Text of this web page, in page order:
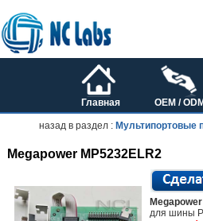
Главная OEM / ODM
назад в раздел : Мультипортовые
Megapower MP5232ELR2
для шины